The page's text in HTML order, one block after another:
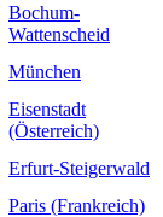
Bochum-
Wattenscheid
München
Eisenstadt
(Österreich)
Erfurt-Steigerwald
Paris (Frankreich)